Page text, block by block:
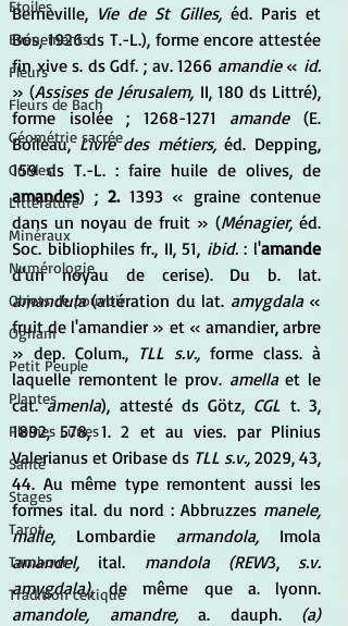
Etoiles
Evénements
Fleurs
Fleurs de Bach
Géométrie sacrée
Guides
Littérature
Minéraux
Numérologie
Objets de pouvoir
Ogham
Petit Peuple
Plantes
Pleines Lunes
Santé
Stages
Tarot
Tambour
Tradition celtique
Berneville, Vie de St Gilles, éd. Paris et
Bos, 1926 ds T.-L.), forme encore attestée
fin xive s. ds Gdf. ; av. 1266 amandie « id.
» (Assises de Jérusalem, II, 180 ds Littré),
forme isolée ; 1268-1271 amande (E.
Boileau, Livre des métiers, éd. Depping,
amandes) ; 2. 1393 « graine contenue
dans un noyau de fruit » (Ménagier, éd.
Soc. bibliophiles fr., II, 51, ibid. : l'amande
amandula (altération du lat. amygdala «
fruit de l'amandier » et « amandier, arbre
» dep. Colum., TLL s.v., forme class. à
laquelle remontent le prov. amella et le
cat. amenla), attesté ds Götz, CGL t. 3,
1892, 578, 1. 2 et au vies. par Plinius
Valerianus et Oribase ds TLL s.v., 2029, 43,
44. Au même type remontent aussi les
formes ital. du nord : Abbruzzes manele,
malle, Lombardie armandola,
amandel, ital. mandola (REW3, s.v.
amygdala),
amandole, amandre, a. dauph. (a)